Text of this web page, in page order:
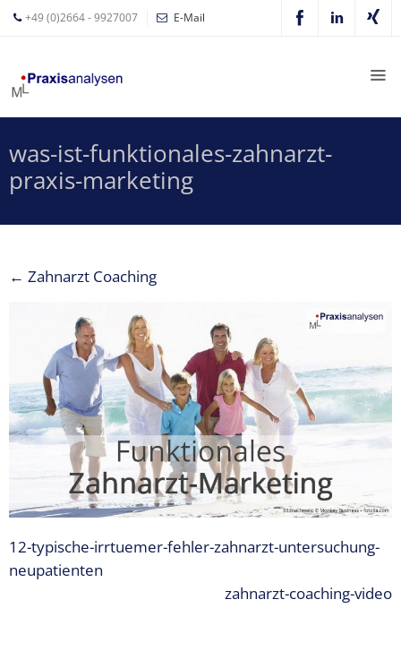
+49 (0)2664 - 9927007 E-Mail
was-ist-funktionales-zahnarzt-
praxis-marketing
← Zahnarzt Coaching
12-typische-irrtuemer-fehler-zahnarzt-untersuchung-
neupatienten
zahnarzt-coaching-video
Leyer
Expertisen
Betriebswirtschaftliche
Beratung für
Z-MVZ
Konzept
Expertise
1 – Z-
MVZ
Basics
Expertise
MVZ
Konzept